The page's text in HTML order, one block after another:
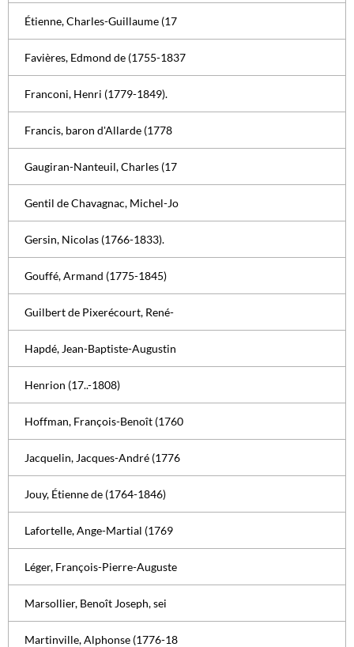
Étienne, Charles-Guillaume (17
Favières, Edmond de (1755-1837
Franconi, Henri (1779-1849).
Francis, baron d'Allarde (1778
Gaugiran-Nanteuil, Charles (17
Gentil de Chavagnac, Michel-Jo
Gersin, Nicolas (1766-1833).
Gouffé, Armand (1775-1845)
Guilbert de Pixerécourt, René-
Hapdé, Jean-Baptiste-Augustin
Henrion (17..-1808)
Hoffman, François-Benoît (1760
Jacquelin, Jacques-André (1776
Jouy, Étienne de (1764-1846)
Lafortelle, Ange-Martial (1769
Léger, François-Pierre-Auguste
Marsollier, Benoît Joseph, sei
Martinville, Alphonse (1776-18